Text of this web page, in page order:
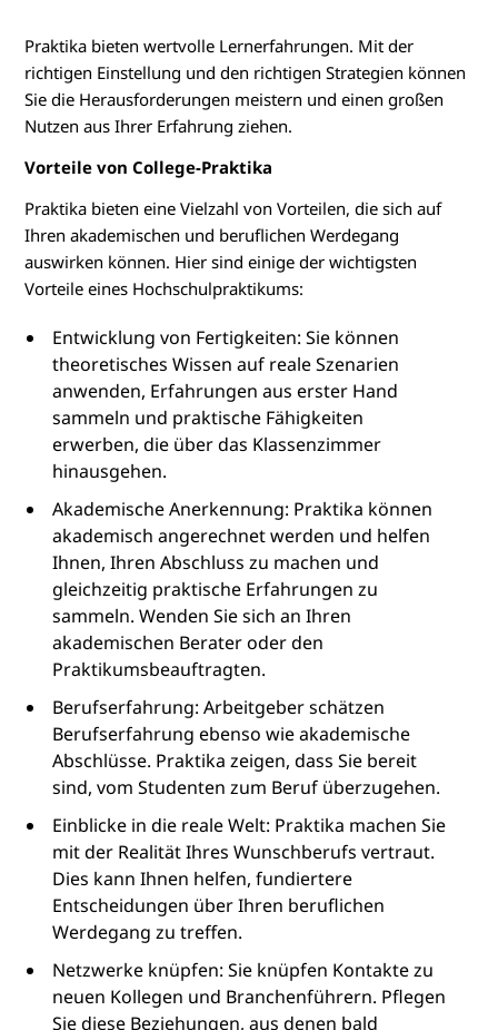
Praktika bieten wertvolle Lernerfahrungen. Mit der
richtigen Einstellung und den richtigen Strategien können
Sie die Herausforderungen meistern und einen großen
Nutzen aus Ihrer Erfahrung ziehen.
Vorteile von College-Praktika
Praktika bieten eine Vielzahl von Vorteilen, die sich auf
Ihren akademischen und beruflichen Werdegang
auswirken können. Hier sind einige der wichtigsten
Vorteile eines Hochschulpraktikums:
Entwicklung von Fertigkeiten: Sie können
theoretisches Wissen auf reale Szenarien
anwenden, Erfahrungen aus erster Hand
sammeln und praktische Fähigkeiten
erwerben, die über das Klassenzimmer
hinausgehen.
Akademische Anerkennung: Praktika können
akademisch angerechnet werden und helfen
Ihnen, Ihren Abschluss zu machen und
gleichzeitig praktische Erfahrungen zu
sammeln. Wenden Sie sich an Ihren
akademischen Berater oder den
Praktikumsbeauftragten.
Berufserfahrung: Arbeitgeber schätzen
Berufserfahrung ebenso wie akademische
Abschlüsse. Praktika zeigen, dass Sie bereit
sind, vom Studenten zum Beruf überzugehen.
Einblicke in die reale Welt: Praktika machen Sie
mit der Realität Ihres Wunschberufs vertraut.
Dies kann Ihnen helfen, fundiertere
Entscheidungen über Ihren beruflichen
Werdegang zu treffen.
Netzwerke knüpfen: Sie knüpfen Kontakte zu
neuen Kollegen und Branchenführern. Pflegen
Sie diese Beziehungen, aus denen bald